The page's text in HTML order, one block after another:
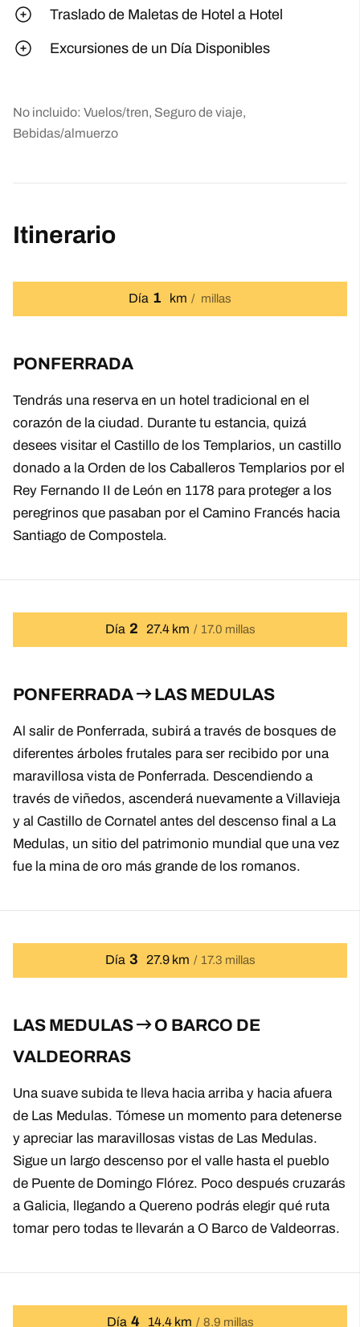
Traslado de Maletas de Hotel a Hotel
Excursiones de un Día Disponibles
No incluido: Vuelos/tren, Seguro de viaje,
Bebidas/almuerzo
Itinerario
Día 1 km millas
PONFERRADA
Tendrás una reserva en un hotel tradicional en el
corazón de la ciudad. Durante tu estancia, quizá
desees visitar el Castillo de los Templarios, un castillo
donado a la Orden de los Caballeros Templarios por el
Rey Fernando II de León en 1178 para proteger a los
peregrinos que pasaban por el Camino Francés hacia
Santiago de Compostela.
Día 2 27.4 km 17.0 millas
PONFERRADA LAS MEDULAS
Al salir de Ponferrada, subirá a través de bosques de
diferentes árboles frutales para ser recibido por una
maravillosa vista de Ponferrada. Descendiendo a
través de viñedos, ascenderá nuevamente a Villavieja
y al Castillo de Cornatel antes del descenso final a La
Medulas, un sitio del patrimonio mundial que una vez
fue la mina de oro más grande de los romanos.
Día 3 27.9 km 17.3 millas
LAS MEDULAS
O BARCO DE
VALDEORRAS
Una suave subida te lleva hacia arriba y hacia afuera
de Las Medulas. Tómese un momento para detenerse
y apreciar las maravillosas vistas de Las Medulas.
Sigue un largo descenso por el valle hasta el pueblo
de Puente de Domingo Flórez. Poco después cruzarás
a Galicia, llegando a Quereno podrás elegir qué ruta
tomar pero todas te llevarán a O Barco de Valdeorras.
Día 4 14.4 km 8.9 millas